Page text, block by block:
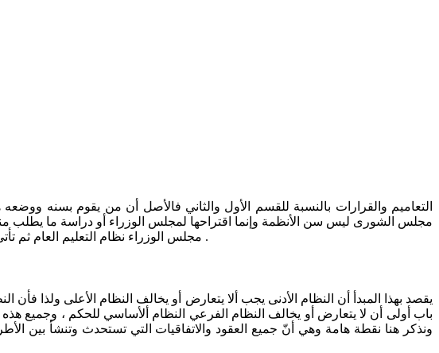
التعاميم والقرارات بالنسبة للقسم الأول والثاني فالأصل أن من يقوم بسنه
مجلس الشورى ليس سن الأنظمة وإنما اقتراحها لمجلس الوزراء أو دراسة ما يطلب
مجلس الوزراء نظام التعليم العام ثم تأتي وزارة التعليم العالي وتضع لائحة تفسيرية للنظام وتضع بعض التفريعات البسيطة التي لا يسع للنظام أن يقوم بوضعها .
يقصد بهذا المبدأ أن النظام الأدنى يجب ألا يتعارض أو يخالف النظام الأعلى ولذا
باب أولى أن لا يتعارض أو يخالف النظام الفرعي النظام ألأساسي للحكم ، وجميع
ونذكر هنا نقطة هامة وهي أنّ جميع العقود والاتفاقيات التي تستحدث وتنشأ بين